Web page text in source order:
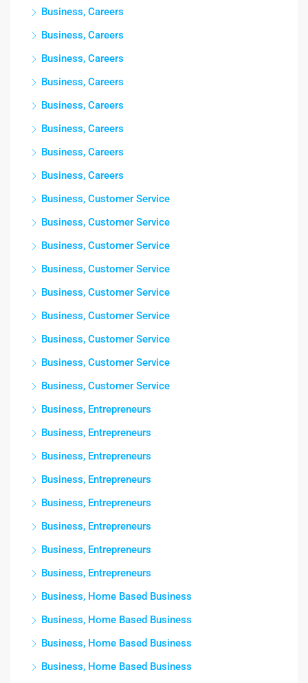
Business, Careers
Business, Careers
Business, Careers
Business, Careers
Business, Careers
Business, Careers
Business, Careers
Business, Careers
Business, Customer Service
Business, Customer Service
Business, Customer Service
Business, Customer Service
Business, Customer Service
Business, Customer Service
Business, Customer Service
Business, Customer Service
Business, Customer Service
Business, Entrepreneurs
Business, Entrepreneurs
Business, Entrepreneurs
Business, Entrepreneurs
Business, Entrepreneurs
Business, Entrepreneurs
Business, Entrepreneurs
Business, Entrepreneurs
Business, Home Based Business
Business, Home Based Business
Business, Home Based Business
Business, Home Based Business